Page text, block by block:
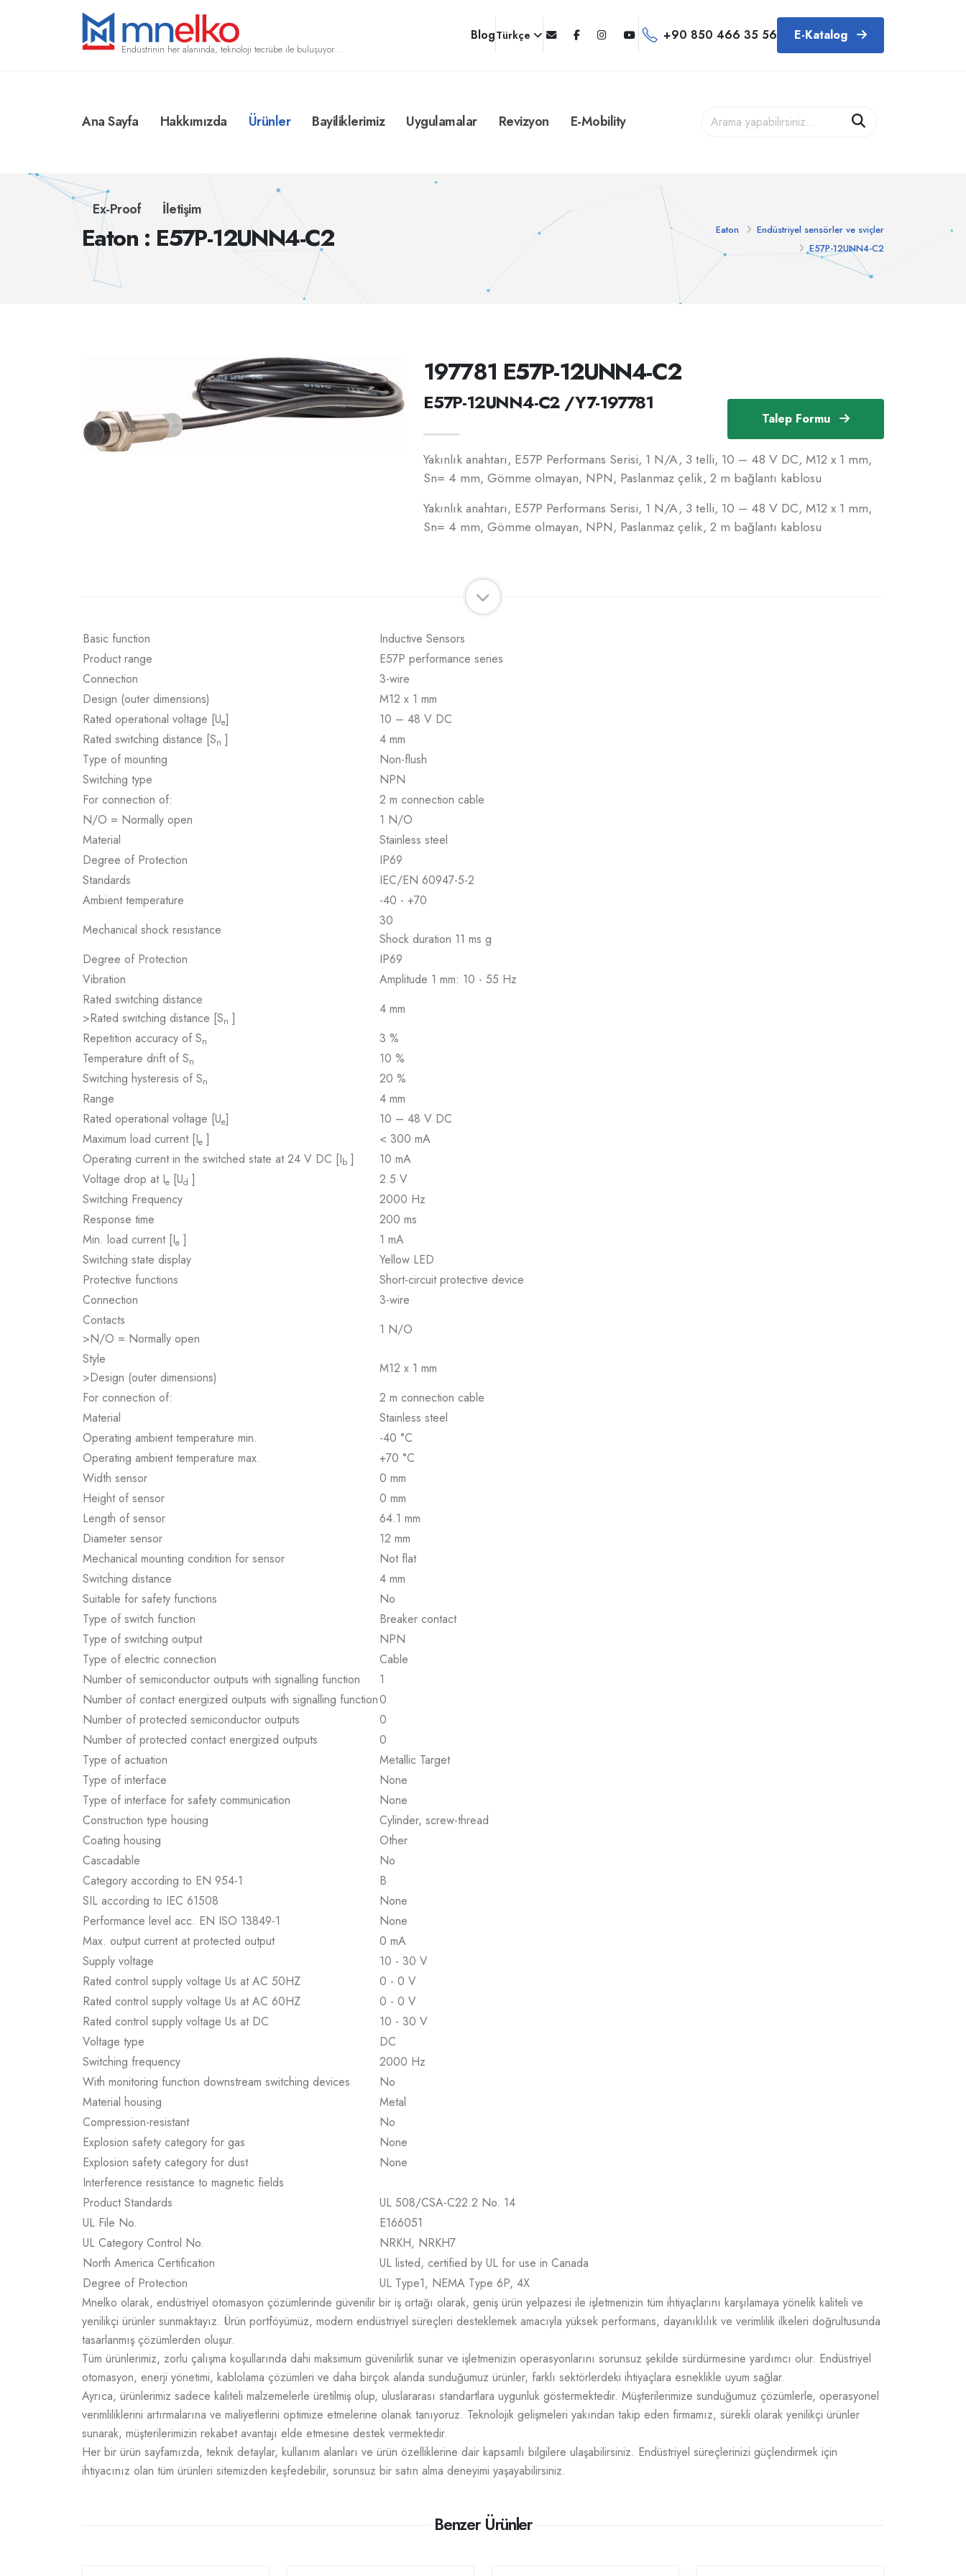
Endüstrinin her alanında, teknoloji tecrübe ile buluşuyor...
BlogTürkçe +90 850 466 35 56 E-Katalog
Ana Sayfa Hakkımızda Ürünler Bayiliklerimiz Uygulamalar Revizyon E-Mobility
Ex-Proof İletişim
Eaton : E57P-12UNN4-C2 Eaton
Endüstriyel sensörler ve sviçler
E57P-12UNN4-C2
Talep Formu
197781 E57P-12UNN4-C2
E57P-12UNN4-C2 /Y7-197781
Yakınlık anahtarı, E57P Performans Serisi, 1 N/A, 3 telli, 10 – 48 V DC, M12 x 1 mm,
Sn= 4 mm, Gömme olmayan, NPN, Paslanmaz çelik, 2 m bağlantı kablosu
Yakınlık anahtarı, E57P Performans Serisi, 1 N/A, 3 telli, 10 – 48 V DC, M12 x 1 mm,
Sn= 4 mm, Gömme olmayan, NPN, Paslanmaz çelik, 2 m bağlantı kablosu
Basic function
Inductive Sensors
Product range
E57P performance series
Connection
3-wire
Design (outer dimensions)
M12 x 1 mm
Rated operational voltage [Ue]
10 – 48 V DC
Rated switching distance [Sn ]
4 mm
Type of mounting
Non-flush
Switching type
NPN
For connection of:
2 m connection cable
N/O = Normally open
1 N/O
Material
Stainless steel
Degree of Protection
IP69
Standards
IEC/EN 60947-5-2
Ambient temperature
-40 - +70
Mechanical shock resistance
30
Shock duration 11 ms g
Degree of Protection
IP69
Vibration
Amplitude 1 mm: 10 - 55 Hz
Rated switching distance
>Rated switching distance [Sn ]
4 mm
Repetition accuracy of Sn
3 %
Temperature drift of Sn
10 %
Switching hysteresis of Sn
20 %
Range
4 mm
Rated operational voltage [Ue]
10 – 48 V DC
Maximum load current [Ie ]
< 300 mA
Operating current in the switched state at 24 V DC [Ib ]
10 mA
Voltage drop at Ie [Ud ]
2.5 V
Switching Frequency
2000 Hz
Response time
200 ms
Min. load current [Ie ]
1 mA
Switching state display
Yellow LED
Protective functions
Short-circuit protective device
Connection
3-wire
Contacts
>N/O = Normally open
1 N/O
Style
>Design (outer dimensions)
M12 x 1 mm
For connection of:
2 m connection cable
Material
Stainless steel
Operating ambient temperature min.
-40 °C
Operating ambient temperature max.
+70 °C
Width sensor
0 mm
Height of sensor
0 mm
Length of sensor
64.1 mm
Diameter sensor
12 mm
Mechanical mounting condition for sensor
Not flat
Switching distance
4 mm
Suitable for safety functions
No
Type of switch function
Breaker contact
Type of switching output
NPN
Type of electric connection
Cable
Number of semiconductor outputs with signalling function
1
Number of contact energized outputs with signalling function0
Number of protected semiconductor outputs
0
Number of protected contact energized outputs
0
Type of actuation
Metallic Target
Type of interface
None
Type of interface for safety communication
None
Construction type housing
Cylinder, screw-thread
Coating housing
Other
Cascadable
No
Category according to EN 954-1
B
SIL according to IEC 61508
None
Performance level acc. EN ISO 13849-1
None
Max. output current at protected output
0 mA
Supply voltage
10 - 30 V
Rated control supply voltage Us at AC 50HZ
0 - 0 V
Rated control supply voltage Us at AC 60HZ
0 - 0 V
Rated control supply voltage Us at DC
10 - 30 V
Voltage type
DC
Switching frequency
2000 Hz
With monitoring function downstream switching devices
No
Material housing
Metal
Compression-resistant
No
Explosion safety category for gas
None
Explosion safety category for dust
None
Interference resistance to magnetic fields
Product Standards
UL 508/CSA-C22.2 No. 14
UL File No.
E166051
UL Category Control No.
NRKH, NRKH7
North America Certification
UL listed, certified by UL for use in Canada
Degree of Protection
UL Type1, NEMA Type 6P, 4X
Mnelko olarak, endüstriyel otomasyon çözümlerinde güvenilir bir iş ortağı olarak, geniş ürün yelpazesi ile işletmenizin tüm ihtiyaçlarını karşılamaya yönelik kaliteli ve
yenilikçi ürünler sunmaktayız. Ürün portföyümüz, modern endüstriyel süreçleri desteklemek amacıyla yüksek performans, dayanıklılık ve verimlilik ilkeleri doğrultusunda
tasarlanmış çözümlerden oluşur.
Tüm ürünlerimiz, zorlu çalışma koşullarında dahi maksimum güvenilirlik sunar ve işletmenizin operasyonlarını sorunsuz şekilde sürdürmesine yardımcı olur. Endüstriyel
otomasyon, enerji yönetimi, kablolama çözümleri ve daha birçok alanda sunduğumuz ürünler, farklı sektörlerdeki ihtiyaçlara esneklikle uyum sağlar.
Ayrıca, ürünlerimiz sadece kaliteli malzemelerle üretilmiş olup, uluslararası standartlara uygunluk göstermektedir. Müşterilerimize sunduğumuz çözümlerle, operasyonel
verimliliklerini artırmalarına ve maliyetlerini optimize etmelerine olanak tanıyoruz. Teknolojik gelişmeleri yakından takip eden firmamız, sürekli olarak yenilikçi ürünler
sunarak, müşterilerimizin rekabet avantajı elde etmesine destek vermektedir.
Her bir ürün sayfamızda, teknik detaylar, kullanım alanları ve ürün özelliklerine dair kapsamlı bilgilere ulaşabilirsiniz. Endüstriyel süreçlerinizi güçlendirmek için
ihtiyacınız olan tüm ürünleri sitemizden keşfedebilir, sorunsuz bir satın alma deneyimi yaşayabilirsiniz.
Benzer Ürünler